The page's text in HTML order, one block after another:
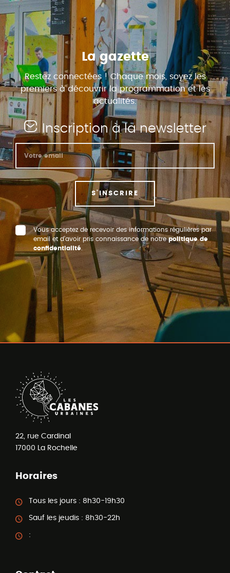
La gazette
Restez connectées ! Chaque mois, soyez les
premiers à découvrir la programmation et les
actualités.
Inscription à la newsletter
S'INSCRIRE
Vous acceptez de recevoir des informations régulières par
email et d’avoir pris connaissance de notrepolitique de
confidentialité
22, rue Cardinal
17000 La Rochelle
Horaires
Tous les jours : 8h30-19h30
Sauf les jeudis : 8h30-22h
: